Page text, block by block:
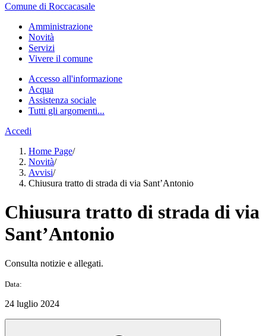
Comune di Roccacasale
Amministrazione
Novità
Servizi
Vivere il comune
Accesso all'informazione
Acqua
Assistenza sociale
Tutti gli argomenti...
Accedi
Home Page/
Novità/
Avvisi/
Chiusura tratto di strada di via Sant’Antonio
Chiusura tratto di strada di via
Sant’Antonio
Consulta notizie e allegati.
Data:
24 luglio 2024